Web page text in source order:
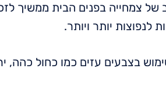
של צמחייה בפנים הבית ממשיך
לנפוצות יותר ויותר.
בצבעים עזים כמו כחול כהה,